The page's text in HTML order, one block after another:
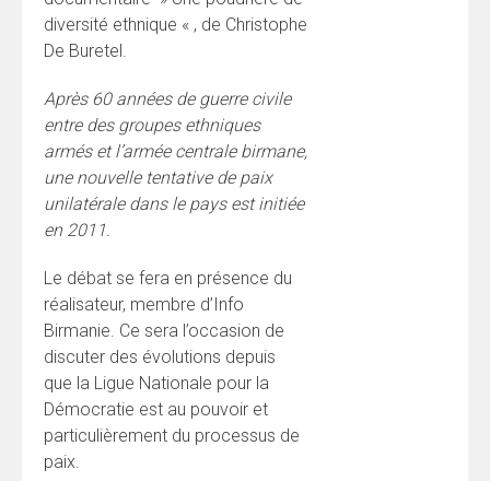
diversité ethnique « , de Christophe
De Buretel.
Après 60 années de guerre civile
entre des groupes ethniques
armés et l’armée centrale birmane,
une nouvelle tentative de paix
unilatérale dans le pays est initiée
en 2011.
Le débat se fera en présence du
réalisateur, membre d’Info
Birmanie. Ce sera l’occasion de
discuter des évolutions depuis
que la Ligue Nationale pour la
Démocratie est au pouvoir et
particulièrement du processus de
paix.